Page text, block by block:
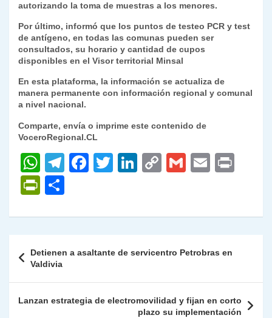
autorizando la toma de muestras a los menores.
Por último, informó que los puntos de testeo PCR y test
de antígeno, en todas las comunas pueden ser
consultados, su horario y cantidad de cupos
disponibles en el Visor territorial Minsal
En esta plataforma, la información se actualiza de
manera permanente con información regional y comunal
a nivel nacional.
Comparte, envía o imprime este contenido de
VoceroRegional.CL
W
h
at
s
p
p
T
gr
m
F
e
o
o
k
T
er
Li
e
n
C
y
n
k
G
l
E
l
P
nt
Fr
ie
n
dl
m
ar
tir
de
entradas
Detienen a asaltante de servicentro Petrobras en
Valdivia
Lanzan estrategia de electromovilidad y fijan en corto
plazo su implementación